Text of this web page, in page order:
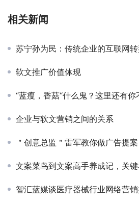
相关新闻
苏宁孙为民：传统企业的互联网
软文推广价值体现
“蓝瘦，香菇“什么鬼？这里还有你不知
企业与软文营销之间的关系
＂创意总监＂雷军教你做广告提案
文案菜鸟到文案高手养成记，关
智汇蓝媒谈医疗器械行业网络营